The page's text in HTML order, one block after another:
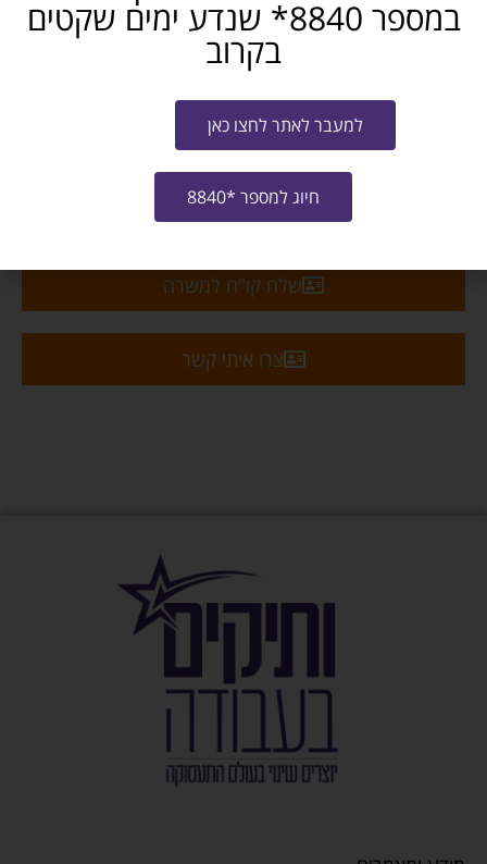
משרה חלקית 50%
ירושלים והסביבה
חושבים שאתם מכירים מישהו שמתאים? שתפו...
פייסבוק טלגרם
שלח קו"ח למשרה
צרו איתי קשר
במספר 8840* שנדע ימים שקטים
בקרוב
למעבר לאתר לחצו כאן
חיוג למספר *8840